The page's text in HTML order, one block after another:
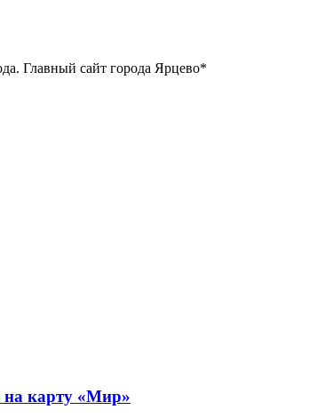
Главный сайт города Ярцево*
на карту «Мир»